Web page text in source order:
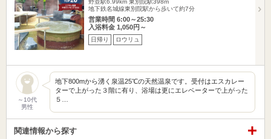
野並駅6.99km 東別院駅398m
地下鉄名城線東別院駅から歩いて約7分
営業時間 6:00～25:30
入浴料金 1,050円～
日帰り ロウリュ
～10代
男性
地下800mから湧く泉温25℃の天然温泉です。受付はエスカレー
ターで上がった３階に有り、浴場は更にエレベーターで上がった
５…
関連情報から探す